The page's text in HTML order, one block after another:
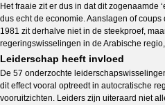
Het fraaie zit er dus in dat dit
dus echt de economie. Aanslagen of
1981 zit derhalve niet in de steekproef,
regeringswisselingen in de Arabische
Leiderschap heeft invloed
De 57 onderzochte
dit effect vooral optreedt in autocratische
vooruitzichten. Leiders zijn uiteraard niet